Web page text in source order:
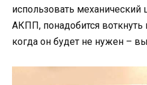
использовать
АКПП, понадобится
когда он будет не нужен –